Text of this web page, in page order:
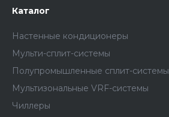
Каталог
Настенные кондиционеры
Мульти-сплит-системы
Полупромышленные сплит-системы
Мультизональные VRF-системы
Чиллеры